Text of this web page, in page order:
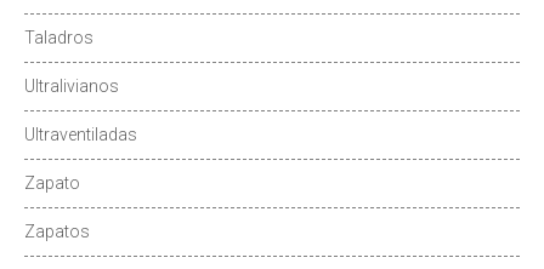
Taladros
Ultralivianos
Ultraventiladas
Zapato
Zapatos